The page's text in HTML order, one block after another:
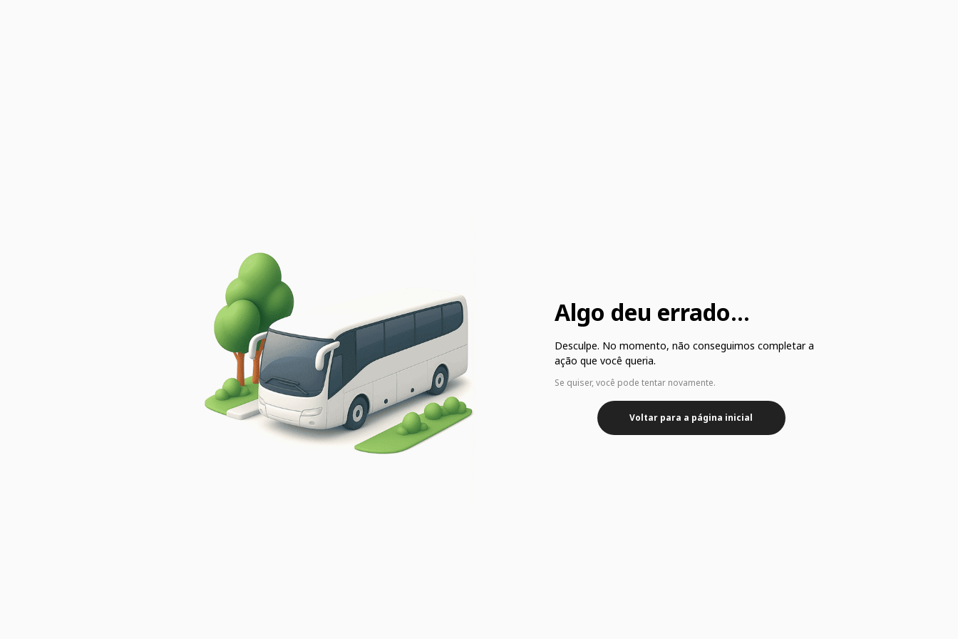
Algo deu errado...
Desculpe. No momento, não conseguimos completar a
ação que você queria.
Se quiser, você pode tentar novamente.
Voltar para a página inicial